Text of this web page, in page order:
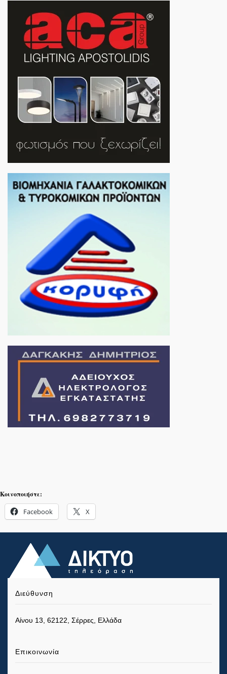
Κοινοποιήστε:
Facebook X
Διεύθυνση
Αίνου 13, 62122, Σέρρες, Ελλάδα
Επικοινωνία